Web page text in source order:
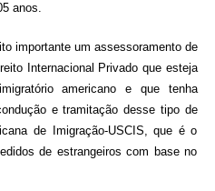
anos.
importante um assessoramento de
Internacional Privado que esteja
americano e que tenha
e tramitação desse tipo de
de Imigração-USCIS, que é o
de estrangeiros com base no